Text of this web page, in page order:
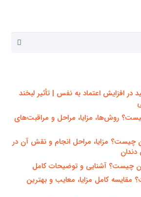
افزایش اعتماد به نفس | تأثیر لبخند
روش‌ها، مزایا، مراحل و مراقبت‌های
چیست؟ مزایا، مراحل انجام و نقش آن در
دندان
چیست؟ آشنایی و توضیحات کامل
مقایسه کامل مزایا، معایب و بهترین